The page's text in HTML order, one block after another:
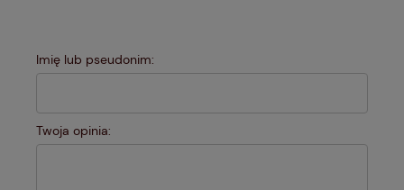
Imię lub pseudonim:
Twoja opinia: